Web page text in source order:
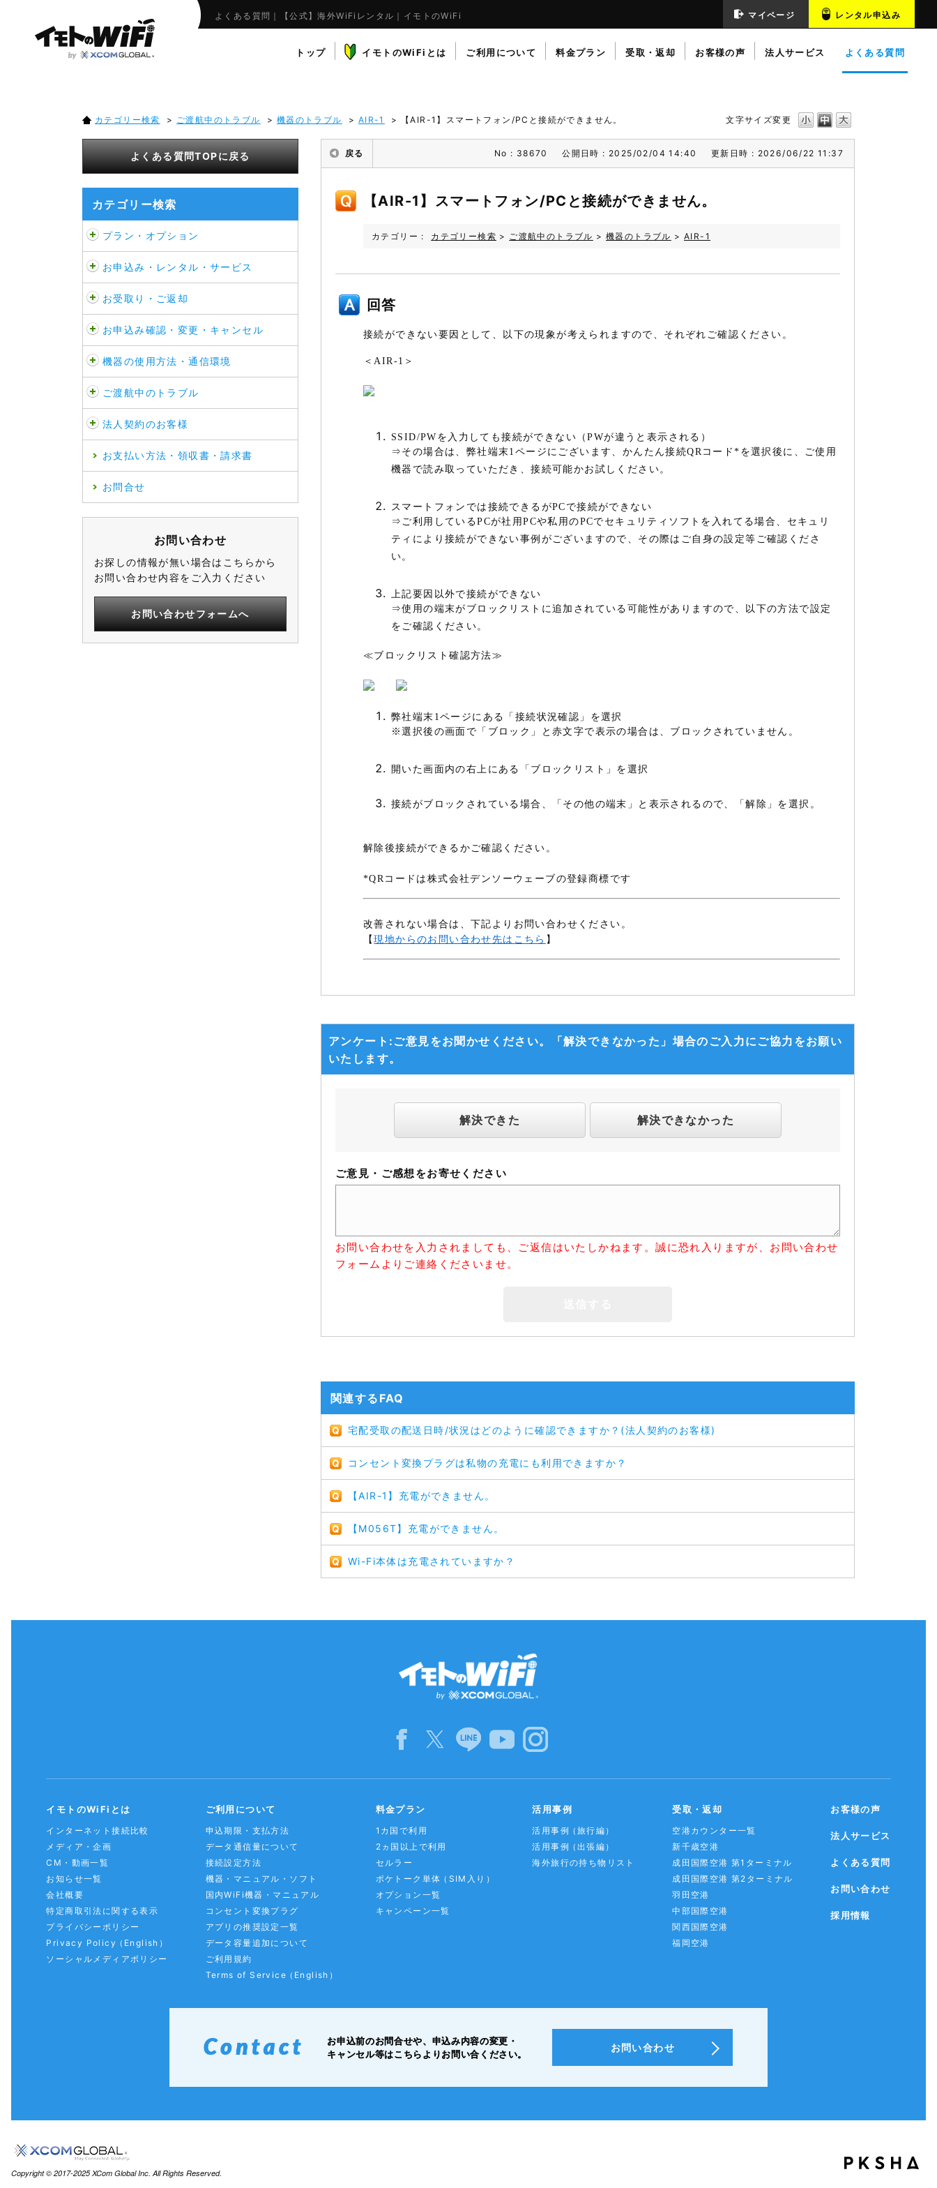
【AIR-1】スマートフォン/PCと接続ができません。
よくある質問｜【公式】海外WiFiレンタル｜イモトのWiFi マイページ レンタル申込み
トップ イモトのWiFiとは ご利用について 料金プラン 受取・返却 お客様の声 法人サービス よくある質問
文字サイズ変更
カテゴリー検索 > ご渡航中のトラブル > 機器のトラブル > AIR-1 > 【AIR-1】スマートフォン/PCと接続ができません。
よくある質問TOPに戻る
カテゴリー検索
プラン・オプション
お申込み・レンタル・サービス
お受取り・ご返却
お申込み確認・変更・キャンセル
機器の使用方法・通信環境
ご渡航中のトラブル
法人契約のお客様
お支払い方法・領収書・請求書
お問合せ
お問い合わせ
お探しの情報が無い場合はこちらから
お問い合わせ内容をご入力ください
お問い合わせフォームへ
戻る No : 38670 公開日時 : 2025/02/04 14:40 更新日時 : 2026/06/22 11:37
【AIR-1】スマートフォン/PCと接続ができません。
カテゴリー : カテゴリー検索 > ご渡航中のトラブル >機器のトラブル >AIR-1
回答
接続ができない要因として、以下の現象が考えられますので、それぞれご確認ください。
＜AIR-1＞
SSID/PWを入力しても接続ができない（PWが違うと表示される）
⇒その場合は、弊社端末1ページにございます、かんたん接続QRコード*を選択後に、ご使用
機器で読み取っていただき、接続可能かお試しください。
スマートフォンでは接続できるがPCで接続ができない
⇒ご利用しているPCが社用PCや私用のPCでセキュリティソフトを入れてる場合、セキュリ
ティにより接続ができない事例がございますので、その際はご自身の設定等ご確認くださ
い。
上記要因以外で接続ができない
⇒使用の端末がブロックリストに追加されている可能性がありますので、以下の方法で設定
をご確認ください。
≪ブロックリスト確認方法≫
弊社端末1ページにある「接続状況確認」を選択
※選択後の画面で「ブロック」と赤文字で表示の場合は、ブロックされていません。
開いた画面内の右上にある「ブロックリスト」を選択
接続がブロックされている場合、「その他の端末」と表示されるので、「解除」を選択。
解除後接続ができるかご確認ください。
*QRコードは株式会社デンソーウェーブの登録商標です
改善されない場合は、下記よりお問い合わせください。
【現地からのお問い合わせ先はこちら 】
アンケート:ご意見をお聞かせください。「解決できなかった」場合のご入力にご協力をお願い
いたします。
解決できた 解決できなかった
ご意見・ご感想をお寄せください
お問い合わせを入力されましても、ご返信はいたしかねます。誠に恐れ入りますが、お問い合わせ
フォームよりご連絡くださいませ。
関連するFAQ
宅配受取の配送日時/状況はどのように確認できますか？(法人契約のお客様)
コンセント変換プラグは私物の充電にも利用できますか？
【AIR-1】充電ができません。
【M056T】充電ができません。
Wi-Fi本体は充電されていますか？
イモトのWiFiとは
インターネット接続比較
メディア・企画
CM・動画一覧
お知らせ一覧
会社概要
特定商取引法に関する表示
プライバシーポリシー
Privacy Policy（English）
ソーシャルメディアポリシー
ご利用について
申込期限・支払方法
データ通信量について
接続設定方法
機器・マニュアル・ソフト
国内WiFi機器・マニュアル
コンセント変換プラグ
アプリの推奨設定一覧
データ容量追加について
ご利用規約
Terms of Service（English）
料金プラン
1カ国で利用
2ヵ国以上で利用
セルラー
ポケトーク単体（SIM入り）
オプション一覧
キャンペーン一覧
活用事例
活用事例（旅行編）
活用事例（出張編）
海外旅行の持ち物リスト
受取・返却
空港カウンター一覧
新千歳空港
成田国際空港 第1ターミナル
成田国際空港 第2ターミナル
羽田空港
中部国際空港
関西国際空港
福岡空港
お客様の声
法人サービス
よくある質問
お問い合わせ
採用情報
お申込前のお問合せや、申込み内容の変更・
キャンセル等はこちらよりお問い合ください。
お問い合わせ
Copyright© 2017-2025 XCom Global Inc. All Rights Reserved.